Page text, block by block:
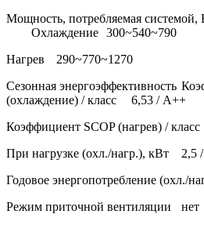
Мощность, потребляемая
Охлаждение 300~540~790
Нагрев
290~770~1270
Сезонная энергоэффективность
(охлаждение) / класс
6,53 / А++
Коэффициент SCOP (нагрев) / класс
При нагрузке (охл./нагр.), кВт
2,5
Годовое энергопотребление (охл./
Режим приточной вентиляции
нет